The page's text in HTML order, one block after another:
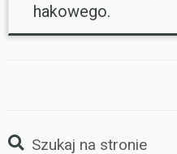
hakowego.
Szukaj na stronie